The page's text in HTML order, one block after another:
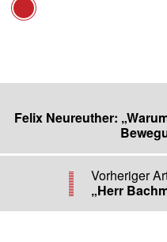
Felix Neureuther:
Vorheriger
„Herr